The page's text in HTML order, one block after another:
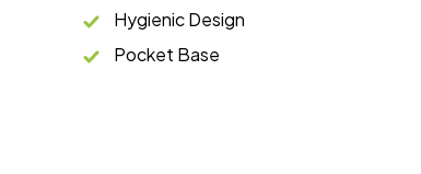
Hygienic Design
Pocket Base